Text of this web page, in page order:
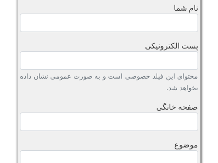
نام شما
پست الکترونیکی
محتوای این فیلد خصوصی است و به صورت عمومی نشان داده
نخواهد شد.
صفحه خانگی
موضوع